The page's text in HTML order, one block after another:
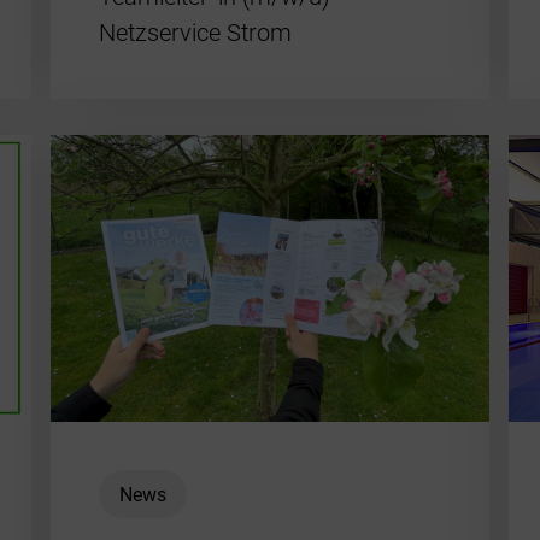
Netzservice Strom
News